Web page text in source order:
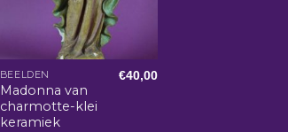
BEELDEN
Madonna van
charmotte-klei
keramiek
€40,00